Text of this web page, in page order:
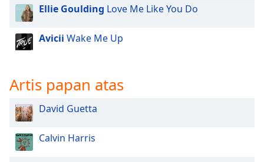
window.
Text
Opacity
Background
Color
Ellie Goulding Love Me Like You Do
Avicii Wake Me Up
Artis papan atas
David Guetta
Calvin Harris